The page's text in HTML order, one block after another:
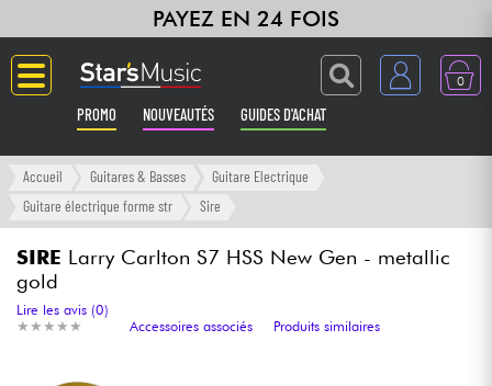
PAYEZ EN 24 FOIS
0
PROMO NOUVEAUTÉS GUIDES D'ACHAT
Langue
Accueil Guitares & Basses
Guitare Electrique
Guitare électrique forme str
Sire
SIRE Larry Carlton S7 HSS New Gen - metallic
gold
★ ★ ★ ★ ★
★ ★ ★ ★ ★
Lire les avis (0)
Accessoires associés
Produits similaires